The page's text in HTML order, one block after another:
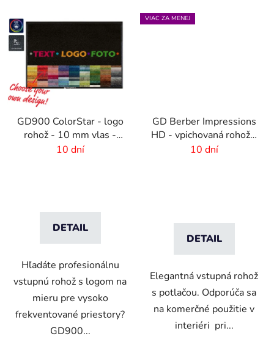
GD900 ColorStar - logo
rohož - 10 mm vlas -
rozmer na mieru
10 dní
DETAIL
Hľadáte profesionálnu
vstupnú rohož s logom na
mieru pre vysoko
frekventované priestory?
GD900...
VIAC ZA MENEJ
GD Berber Impressions
HD - vpichovaná rohož s
logom
10 dní
DETAIL
Elegantná vstupná rohož
s potlačou. Odporúča sa
na komerčné použitie v
interiéri pri...